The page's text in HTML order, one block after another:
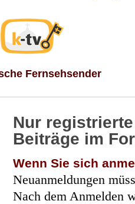
Fernsehsender
Nur
Beiträge im
Wenn Sie sich
Neuanmeldungen
Nach dem Anmelden